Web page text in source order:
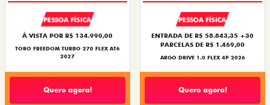
PESSOA FÍSICA
À VISTA POR R$ 134.990,00
TORO FREEDOM TURBO 270 FLEX AT6
2027
Quero agora!
PESSOA FÍSICA
ENTRADA DE R$ 58.843,35 +30
PARCELAS DE R$ 1.469,00
ARGO DRIVE 1.0 FLEX 4P 2026
Quero agora!